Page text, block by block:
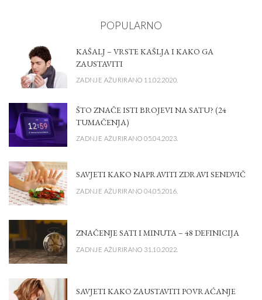
POPULARNO
KAŠALJ – VRSTE KAŠLJA I KAKO GA
ZAUSTAVITI
ZADNJE AŽURIRANO 11.02.2020.
ŠTO ZNAČE ISTI BROJEVI NA SATU? (24
TUMAČENJA)
ZADNJE AŽURIRANO 05.04.2023.
SAVJETI KAKO NAPRAVITI ZDRAVI SENDVIČ
ZADNJE AŽURIRANO 04.05.2016.
ZNAČENJE SATI I MINUTA – 48 DEFINICIJA
ZADNJE AŽURIRANO 31.10.2022.
SAVJETI KAKO ZAUSTAVITI POVRAĆANJE